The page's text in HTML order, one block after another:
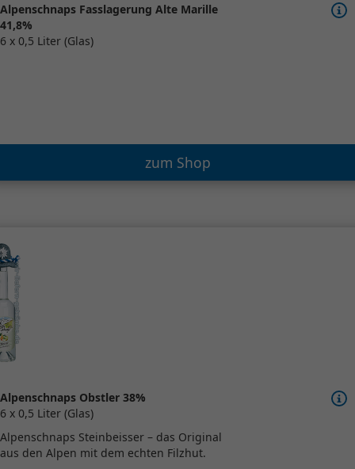
Alpenschnaps Fasslagerung Alte Marille
41,8%
6 x 0,5 Liter (Glas)
zum Shop
Alpenschnaps Obstler 38%
6 x 0,5 Liter (Glas)
Alpenschnaps Steinbeisser – das Original
aus den Alpen mit dem echten Filzhut.